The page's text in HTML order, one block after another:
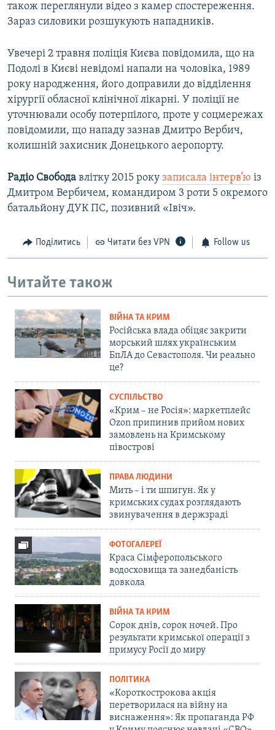
також переглянули відео з камер спостереження.
Зараз силовики розшукують нападників.
Увечері 2 травня поліція Києва повідомила, що на
Подолі в Києві невідомі напали на чоловіка, 1989
року народження, його доправили до відділення
хірургії обласної клінічної лікарні. У поліції не
уточнювали особу потерпілого, проте у соцмережах
повідомили, що нападу зазнав Дмитро Вербич,
колишній захисник Донецького аеропорту.
Радіо Свобода влітку 2015 року записала інтерв’ю із
Дмитром Вербичем, командиром 3 роти 5 окремого
батальйону ДУК ПС, позивний «Івіч».
Поділитись Читати без VPN Follow us
Читайте також
ВІЙНА ТА КРИМ
Російська влада обіцяє закрити
морський шлях українським
БпЛА до Севастополя. Чи реально
це?
СУСПІЛЬСТВО
«Крим – не Росія»: маркетплейс
Ozon припинив прийом нових
замовлень на Кримському
півострові
ПРАВА ЛЮДИНИ
Мить – і ти шпигун. Як у
кримських судах розглядають
звинувачення в держзраді
ФОТОГАЛЕРЕЇ
Краса Сімферопольського
водосховища та занедбаність
довкола
ВІЙНА ТА КРИМ
Сорок днів, сорок ночей. Про
результати кримської операції з
примусу Росії до миру
ПОЛІТИКА
«Короткострокова акція
перетворилася на війну на
виснаження»: Як пропаганда РФ